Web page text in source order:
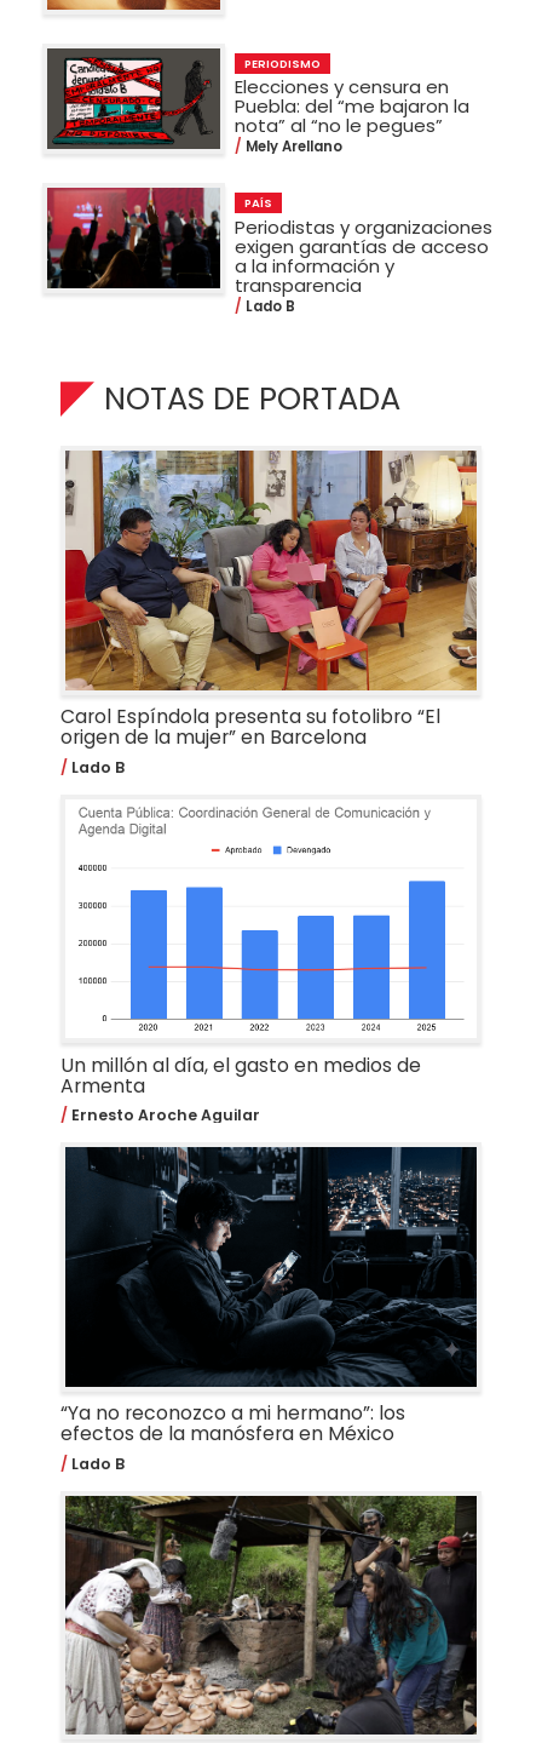
PERIODISMO
Elecciones y censura en
Puebla: del “me bajaron la
nota” al “no le pegues”
Mely Arellano
PAÍS
Periodistas y organizaciones
exigen garantías de acceso
a la información y
transparencia
Lado B
NOTAS DE PORTADA
Carol Espíndola presenta su fotolibro “El
origen de la mujer” en Barcelona
Lado B
Un millón al día, el gasto en medios de
Armenta
Ernesto Aroche Aguilar
“Ya no reconozco a mi hermano”: los
efectos de la manósfera en México
Lado B